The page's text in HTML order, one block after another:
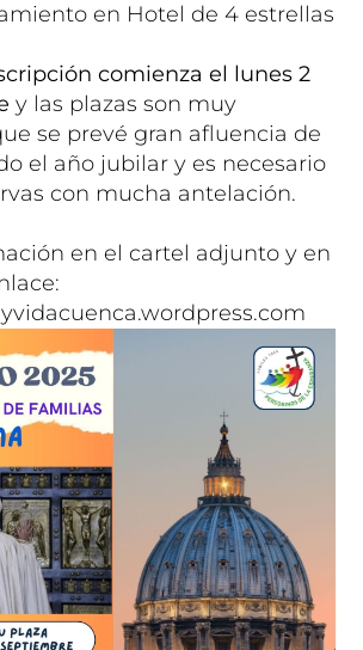
en Hotel de 4 estrellas
comienza el lunes 2
y las plazas son muy
se prevé gran afluencia de
el año jubilar y es necesario
con mucha antelación.
en el cartel adjunto y en